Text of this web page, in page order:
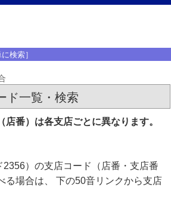
検索］
ド一覧・検索
番）は各支店ごとに異なります。
）の支店コード（店番・支店番
る場合は、 下の50音リンクから支店